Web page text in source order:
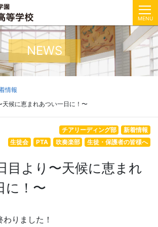
MENU
NEWS
情報
天候に恵まれあつい一日に！〜
新着情報
チアリーディング部
生徒・保護者の皆様へ
吹奏楽部
PTA
生徒会
目より〜天候に恵まれ
に！〜
りました！